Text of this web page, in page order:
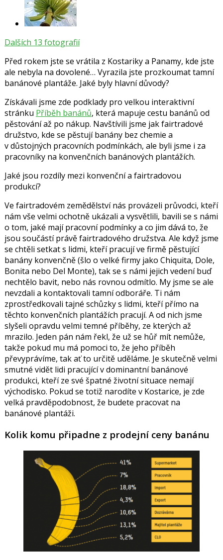
Dalších 13 fotografií
Před rokem jste se vrátila z Kostariky a Panamy, kde jste
ale nebyla na dovolené… Vyrazila jste prozkoumat tamní
banánové plantáže. Jaké byly hlavní důvody?
Získávali jsme zde podklady pro velkou interaktivní
stránku Příběh banánů, která mapuje cestu banánů od
pěstování až po nákup. Navštívili jsme jak fairtradové
družstvo, kde se pěstují banány bez chemie a
v důstojných pracovních podmínkách, ale byli jsme i za
pracovníky na konvenčních banánových plantážích.
Jaké jsou rozdíly mezi konvenční a fairtradovou
produkcí?
Ve fairtradovém zemědělství nás provázeli průvodci, kteří
nám vše velmi ochotně ukázali a vysvětlili, bavili se s námi
o tom, jaké mají pracovní podmínky a co jim dává to, že
jsou součástí právě fairtradového družstva. Ale když jsme
se chtěli setkat s lidmi, kteří pracují ve firmě pěstující
banány konvenčně (šlo o velké firmy jako Chiquita, Dole,
Bonita nebo Del Monte), tak se s námi jejich vedení buď
nechtělo bavit, nebo nás rovnou odmítlo. My jsme se ale
nevzdali a kontaktovali tamní odboráře. Ti nám
zprostředkovali tajné schůzky s lidmi, kteří přímo na
těchto konvenčních plantážích pracují. A od nich jsme
slyšeli opravdu velmi temné příběhy, ze kterých až
mrazilo. Jeden pán nám řekl, že už se hůř mít nemůže,
takže pokud mu má pomoci to, že jeho příběh
převyprávíme, tak ať to určitě uděláme. Je skutečně velmi
smutné vidět lidi pracující v dominantní banánové
produkci, kteří ze své špatné životní situace nemají
východisko. Pokud se totiž narodíte v Kostarice, je zde
velká pravděpodobnost, že budete pracovat na
banánové plantáži.
Kolik komu připadne z prodejní ceny banánu